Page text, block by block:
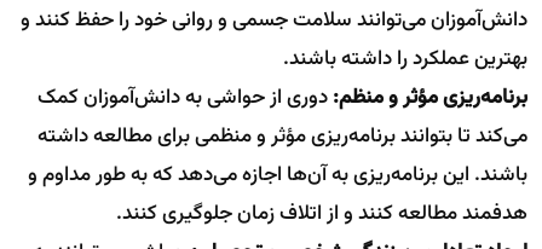
دانش‌آموزان می‌توانند سلامت جسمی و روانی خود را حفظ کنند و
بهترین عملکرد را داشته باشند.
برنامه‌ریزی مؤثر و منظم:دوری از حواشی به دانش‌آموزان کمک
می‌کند تا بتوانند برنامه‌ریزی مؤثر و منظمی برای مطالعه داشته
باشند. این برنامه‌ریزی به آن‌ها اجازه می‌دهد که به طور مداوم و
هدفمند مطالعه کنند و از اتلاف زمان جلوگیری کنند.